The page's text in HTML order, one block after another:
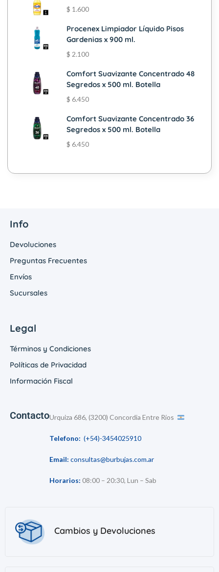
$ 1.600
Procenex Limpiador Líquido Pisos
Gardenias x 900 ml.
$ 2.100
Comfort Suavizante Concentrado 48
Segredos x 500 ml. Botella
$ 6.450
Comfort Suavizante Concentrado 36
Segredos x 500 ml. Botella
$ 6.450
Info
Devoluciones
Preguntas Frecuentes
Envíos
Sucursales
Legal
Términos y Condiciones
Políticas de Privacidad
Información Fiscal
ContactoUrquiza 686, (3200) Concordia Entre Ríos
Telefono: (+54)-3454025910
Email: consultas@burbujas.com.ar
Horarios: 08:00 – 20:30, Lun – Sab
Cambios y Devoluciones